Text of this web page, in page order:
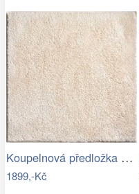
Koupelnová předložka MARLA
1899,-Kč